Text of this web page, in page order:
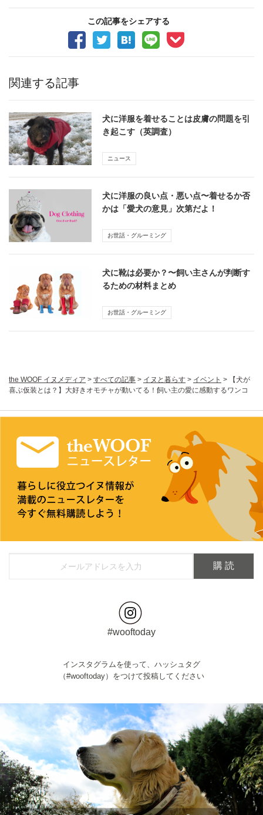
この記事をシェアする
関連する記事
犬に洋服を着せることは皮膚の問題を引
き起こす（英調査）
ニュース
犬に洋服の良い点・悪い点〜着せるか否
かは「愛犬の意見」次第だよ！
お世話・グルーミング
犬に靴は必要か？〜飼い主さんが判断す
るための材料まとめ
お世話・グルーミング
the WOOF イヌメディア > すべての記事 > イヌと暮らす > イベント >
【犬が
喜ぶ仮装とは？】大好きオモチャが動いてる！飼い主の愛に感動するワンコ
#wooftoday
インスタグラムを使って、ハッシュタグ
（#wooftoday）をつけて投稿してください